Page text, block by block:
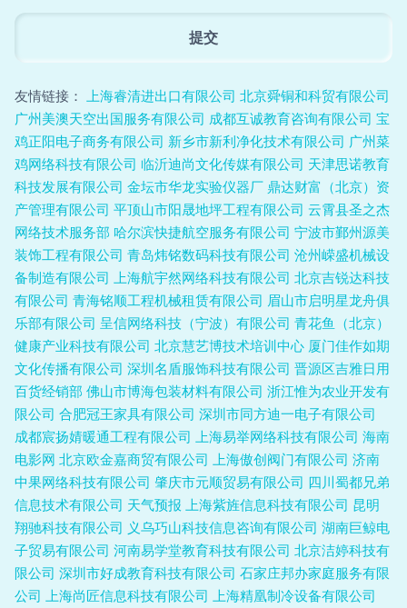
友情链接： 上海睿清进出口有限公司 北京舜铜和科贸有限公司
广州美澳天空出国服务有限公司 成都互诚教育咨询有限公司 宝
鸡正阳电子商务有限公司 新乡市新利净化技术有限公司 广州菜
鸡网络科技有限公司 临沂迪尚文化传媒有限公司 天津思诺教育
科技发展有限公司 金坛市华龙实验仪器厂 鼎达财富（北京）资
产管理有限公司 平顶山市阳晟地坪工程有限公司 云霄县圣之杰
网络技术服务部 哈尔滨快捷航空服务有限公司 宁波市鄞州源美
装饰工程有限公司 青岛炜铭数码科技有限公司 沧州嵘盛机械设
备制造有限公司 上海航宇然网络科技有限公司 北京吉锐达科技
有限公司 青海铭顺工程机械租赁有限公司 眉山市启明星龙舟俱
乐部有限公司 呈信网络科技（宁波）有限公司 青花鱼（北京）
健康产业科技有限公司 北京慧艺博技术培训中心 厦门佳作如期
文化传播有限公司 深圳名盾服饰科技有限公司 晋源区吉雅日用
百货经销部 佛山市博海包装材料有限公司 浙江惟为农业开发有
限公司 合肥冠王家具有限公司 深圳市同方迪一电子有限公司
成都宸扬婧暖通工程有限公司 上海易举网络科技有限公司 海南
电影网 北京欧金嘉商贸有限公司 上海傲创阀门有限公司 济南
中果网络科技有限公司 肇庆市元顺贸易有限公司 四川蜀都兄弟
信息技术有限公司 天气预报 上海紫旌信息科技有限公司 昆明
翔驰科技有限公司 义乌巧山科技信息咨询有限公司 湖南巨鲸电
子贸易有限公司 河南易学堂教育科技有限公司 北京洁婷科技有
限公司 深圳市好成教育科技有限公司 石家庄邦办家庭服务有限
公司 上海尚匠信息科技有限公司 上海精凰制冷设备有限公司